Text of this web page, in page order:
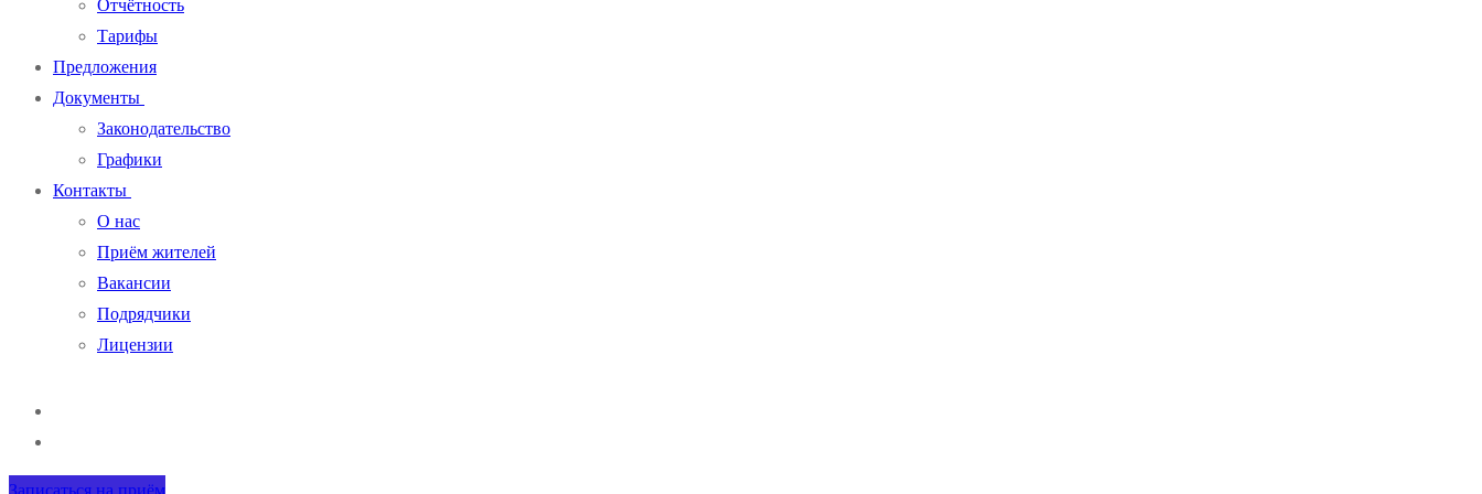
Отчётность
Тарифы
Предложения
Документы
Законодательство
Графики
Контакты
О нас
Приём жителей
Вакансии
Подрядчики
Лицензии
Записаться на приём